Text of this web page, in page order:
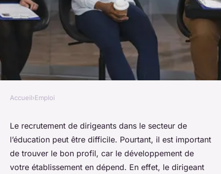
Recrutement de dirigeants
dans le secteur de l'éducation :
quelles sont les compétences
Accueil›Emploi
Le recrutement de dirigeants dans le secteur de
l’éducation peut être difficile. Pourtant, il est important
de trouver le bon profil, car le développement de
votre établissement en dépend. En effet, le dirigeant